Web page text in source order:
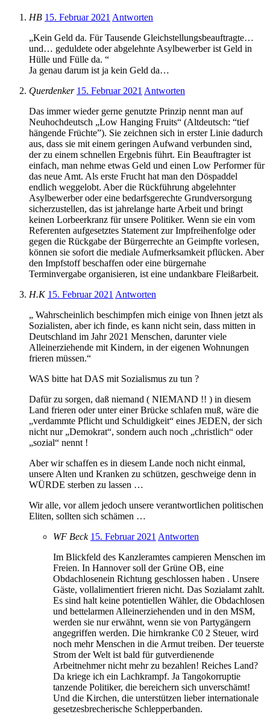
HB 15. Februar 2021 Antworten
„Kein Geld da. Für Tausende Gleichstellungsbeauftragte…
und… geduldete oder abgelehnte Asylbewerber ist Geld in
Hülle und Fülle da. “
Ja genau darum ist ja kein Geld da…
Querdenker 15. Februar 2021 Antworten
Das immer wieder gerne genutzte Prinzip nennt man auf
Neuhochdeutsch „Low Hanging Fruits“ (Altdeutsch: “tief
hängende Früchte”). Sie zeichnen sich in erster Linie dadurch
aus, dass sie mit einem geringen Aufwand verbunden sind,
der zu einem schnellen Ergebnis führt. Ein Beauftragter ist
einfach, man nehme etwas Geld und einen Low Performer für
das neue Amt. Als erste Frucht hat man den Dös­pad­del
endlich weggelobt. Aber die Rückführung abgelehnter
Asylbewerber oder eine bedarfsgerechte Grundversorgung
sicherzustellen, das ist jahrelange harte Arbeit und bringt
keinen Lorbeerkranz für unsere Politiker. Wenn sie ein vom
Referenten aufgesetztes Statement zur Impfreihenfolge oder
gegen die Rückgabe der Bürgerrechte an Geimpfte vorlesen,
können sie sofort die mediale Aufmerksamkeit pflücken. Aber
den Impfstoff beschaffen oder eine bürgernahe
Terminvergabe organisieren, ist eine undankbare Fleißarbeit.
H.K 15. Februar 2021 Antworten
„ Wahrscheinlich beschimpfen mich einige von Ihnen jetzt als
Sozialisten, aber ich finde, es kann nicht sein, dass mitten in
Deutschland im Jahr 2021 Menschen, darunter viele
Alleinerziehende mit Kindern, in der eigenen Wohnungen
frieren müssen.“
WAS bitte hat DAS mit Sozialismus zu tun ?
Dafür zu sorgen, daß niemand ( NIEMAND !! ) in diesem
Land frieren oder unter einer Brücke schlafen muß, wäre die
„verdammte Pflicht und Schuldigkeit“ eines JEDEN, der sich
nicht nur „Demokrat“, sondern auch noch „christlich“ oder
„sozial“ nennt !
Aber wir schaffen es in diesem Lande noch nicht einmal,
unsere Alten und Kranken zu schützen, geschweige denn in
WÜRDE sterben zu lassen …
Wir alle, vor allem jedoch unsere verantwortlichen politischen
Eliten, sollten sich schämen …
WF Beck 15. Februar 2021 Antworten
Im Blickfeld des Kanzleramtes campieren Menschen im
Freien. In Hannover soll der Grüne OB, eine
Obdachlosenein Richtung geschlossen haben . Unsere
Gäste, vollalimentiert frieren nicht. Das Sozialamt zahlt.
Es sind halt keine potentiellen Wähler, die Obdachlosen
und bettelarmen Alleinerziehenden und in den MSM,
werden sie nur erwähnt, wenn sie von Partygängern
angegriffen werden. Die hirnkranke C0 2 Steuer, wird
noch mehr Menschen in die Armut treiben. Der teuerste
Strom der Welt ist bald für gutverdienende
Arbeitnehmer nicht mehr zu bezahlen! Reiches Land?
Da kriege ich ein Lachkrampf. Ja Tangokorruptie
tanzende Politiker, die bereichern sich unverschämt!
Und die Kirchen, die unterstützen lieber internationale
gesetzesbrecherische Schlepperbanden.